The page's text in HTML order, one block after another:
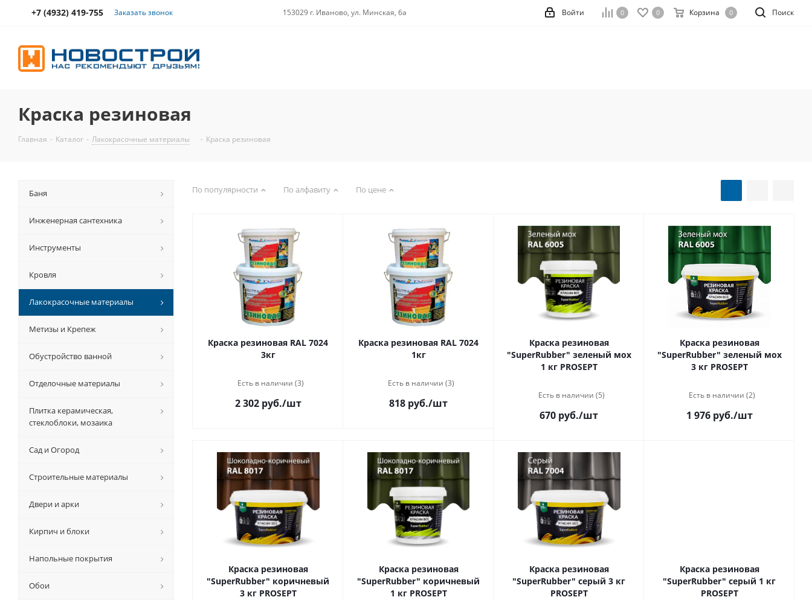
+7 (4932) 419-755 Заказать звонок 153029 г. Иваново, ул. Минская, 6а Поиск
0 0 Корзина 0
Войти
Краска резиновая
Главная - Каталог - Лакокрасочные материалы - Краска резиновая
По популярности По алфавиту По цене
Краска резиновая RAL 7024
3кг
Есть в наличии (3)
2 302 руб./шт
Краска резиновая RAL 7024
1кг
Есть в наличии (3)
818 руб./шт
Краска резиновая
"SuperRubber" зеленый мох
1 кг PROSEPT
Есть в наличии (5)
670 руб./шт
Краска резиновая
"SuperRubber" зеленый мох
3 кг PROSEPT
Есть в наличии (2)
1 976 руб./шт
Краска резиновая
"SuperRubber" коричневый
3 кг PROSEPT
Краска резиновая
"SuperRubber" коричневый
1 кг PROSEPT
Краска резиновая
"SuperRubber" серый 3 кг
PROSEPT
Краска резиновая
"SuperRubber" серый 1 кг
PROSEPT
Баня
Инженерная сантехника
Инструменты
Кровля
Лакокрасочные материалы
Метизы и Крепеж
Обустройство ванной
Отделочные материалы
Плитка керамическая,
стеклоблоки, мозаика
Сад и Огород
Строительные материалы
Двери и арки
Кирпич и блоки
Напольные покрытия
Обои